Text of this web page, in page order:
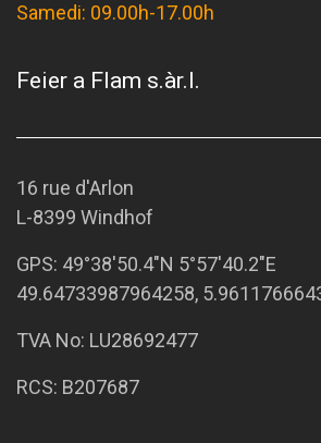
Samedi: 09.00h-17.00h
Feier a Flam s.àr.l.
16 rue d'Arlon
L-8399 Windhof
GPS: 49°38'50.4"N 5°57'40.2"E
49.64733987964258,
TVA No: LU28692477
RCS: B207687